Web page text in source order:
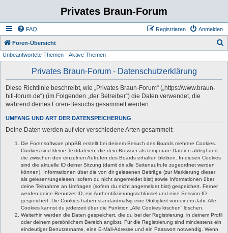
Privates Braun-Forum
FAQ Anmelden
Registrieren
Foren-Übersicht
Unbeantwortete Themen Aktive Themen
Privates Braun-Forum - Datenschutzerklärung
Diese Richtlinie beschreibt, wie „Privates Braun-Forum“ („https://www.braun-
hifi-forum.de“) (im Folgenden „der Betreiber“) die Daten verwendet, die
während deines Foren-Besuchs gesammelt werden.
UMFANG UND ART DER DATENSPEICHERUNG
Deine Daten werden auf vier verschiedene Arten gesammelt:
Die Forensoftware phpBB erstellt bei deinem Besuch des Boards mehrere Cookies.
Cookies sind kleine Textdateien, die dein Browser als temporäre Dateien ablegt und
die zwischen den einzelnen Aufrufen des Boards erhalten bleiben. In diesen Cookies
sind die aktuelle ID deiner Sitzung (damit dir alle Seitenaufrufe zugeordnet werden
können), Informationen über die von dir gelesenen Beiträge (zur Markierung dieser
als gelesen/ungelesen; sofern du nicht angemeldet bist) sowie Informationen über
deine Teilnahme an Umfragen (sofern du nicht angemeldet bist) gespeichert. Ferner
werden deine Benutzer-ID, ein Authentifizierungsschlüssel und eine Session-ID
gespeichert. Die Cookies haben standardmäßig eine Gültigkeit von einem Jahr. Alle
Cookies kannst du jederzeit über die Funktion „Alle Cookies löschen“ löschen.
Weiterhin werden die Daten gespeichert, die du bei der Registrierung, in deinem Profil
oder deinem persönlichem Bereich angibst. Für die Registrierung sind mindestens ein
eindeutiger Benutzername, eine E-Mail-Adresse und ein Passwort notwendig. Wenn